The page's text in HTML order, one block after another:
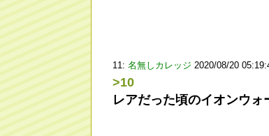
11: 名無しカレッジ 2020/08/20
>10
レアだった頃のイオンウ